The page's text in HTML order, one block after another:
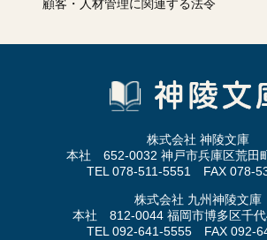
顧客・人材管理に関連する法令
株式会社 神陵文庫
本社 652-0032 神戸市兵庫区荒田
TEL 078-511-5551 FAX 078-
株式会社 九州神陵文庫
本社 812-0044 福岡市博多区千
TEL 092-641-5555 FAX 092-